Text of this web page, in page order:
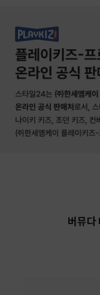
버뮤다